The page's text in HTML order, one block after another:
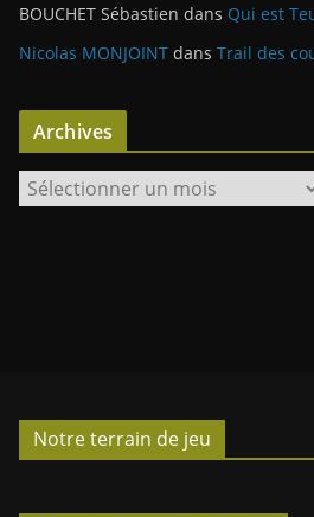
BOUCHET Sébastien dans Qui est
Nicolas MONJOINT dans Trail des
Archives
r
Notre terrain de jeu